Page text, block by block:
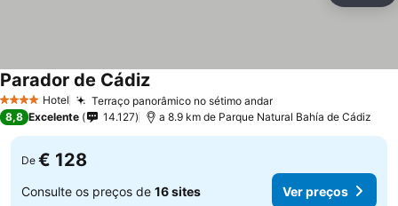
4 EstrelasHotel Terraço panorâmico no sétimo andar
Parador de Cádiz
8,8 Excelente 14.127 a 8.9 km de Parque Natural Bahía de Cádiz
De € 128
Consulte os preços de 16 sites Ver preços